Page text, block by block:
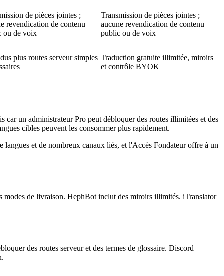
de pièces jointes ;
revendication de contenu
ou de voix
Transmission de pièces jointes ;
aucune revendication de contenu
public ou de voix
plus routes serveur simples Traduction gratuite illimitée, miroirs
et contrôle BYOK
un administrateur Pro peut débloquer des routes illimitées et des
cibles peuvent les consommer plus rapidement.
et de nombreux canaux liés, et l'Accès Fondateur offre à un
de livraison. HephBot inclut des miroirs illimités. iTranslator
des routes serveur et des termes de glossaire. Discord